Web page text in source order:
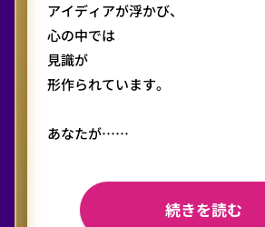
アイディアが浮かび、
心の中では
見識が
形作られています。
あなたが……
続きを読む